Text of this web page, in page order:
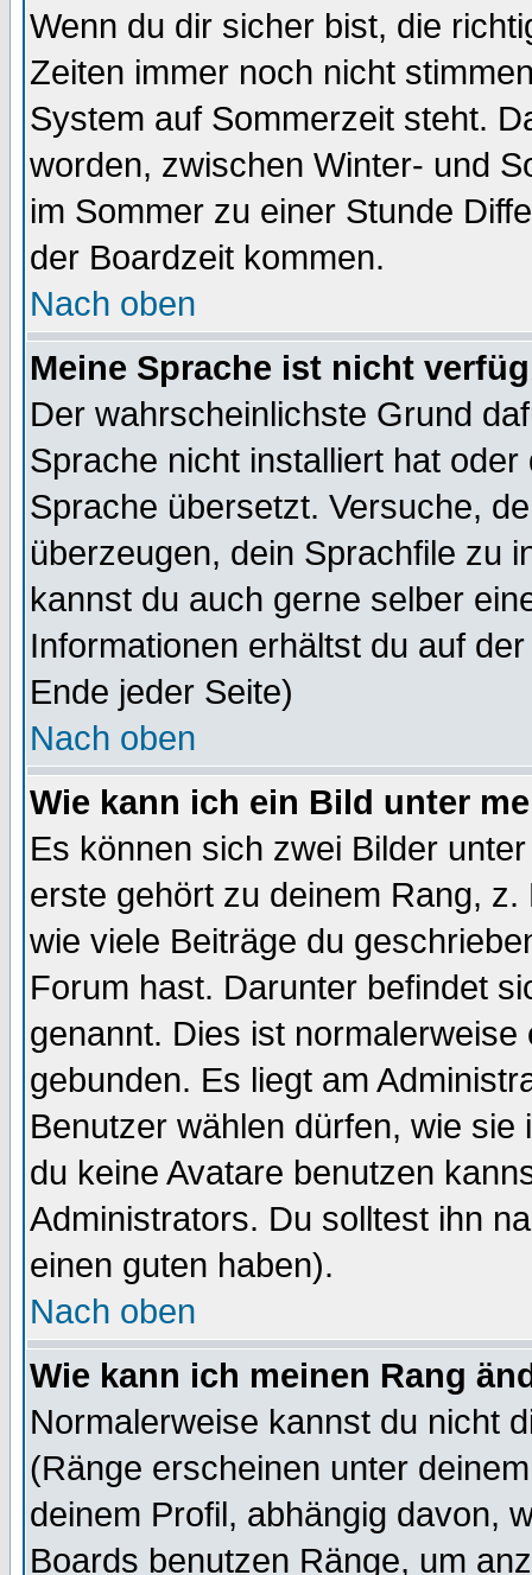
Wenn du dir sicher bist, die
Zeiten immer noch nicht
System auf Sommerzeit steht.
worden, zwischen Winter- und
im Sommer zu einer Stunde
der Boardzeit kommen.
Nach oben
Meine Sprache ist nicht
Der wahrscheinlichste Grund
Sprache nicht installiert hat
Sprache übersetzt. Versuche,
überzeugen, dein Sprachfile zu
kannst du auch gerne selber
Informationen erhältst du auf
Ende jeder Seite)
Nach oben
Wie kann ich ein Bild unter
Es können sich zwei Bilder
erste gehört zu deinem Rang,
wie viele Beiträge du
Forum hast. Darunter befindet
genannt. Dies ist
gebunden. Es liegt am
Benutzer wählen dürfen, wie
du keine Avatare benutzen
Administrators. Du solltest ihn
einen guten haben).
Nach oben
Wie kann ich meinen Rang
Normalerweise kannst du nicht
(Ränge erscheinen unter
deinem Profil, abhängig davon,
Boards benutzen Ränge, um